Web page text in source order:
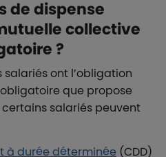
de dispense
collective
?
salariés ont l’obligation
que propose
salariés peuvent
à durée déterminée (CDD)